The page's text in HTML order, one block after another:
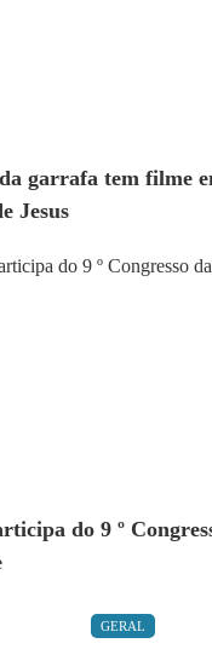
garrafa tem filme
Jesus
do 9 º
GERAL